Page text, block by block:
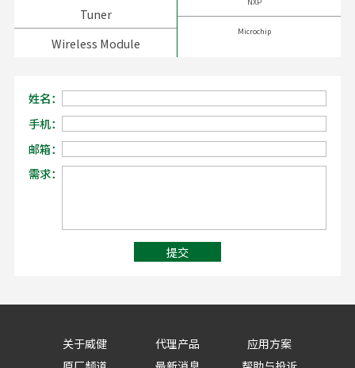
Tuner
Wireless Module
NXP
Microchip
姓名：
手机：
邮箱：
需求：
提交
关于威健 代理产品
应用方案